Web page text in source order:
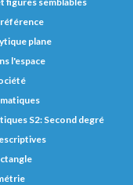
plane
l'espace
S2: Second degré